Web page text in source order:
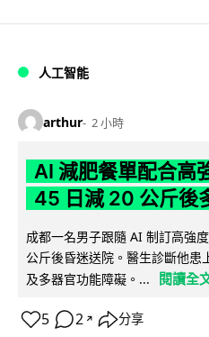
人工智能
arthur 2 小時
AI 減肥餐單配合
45 日減 20 公斤後
成都一名男子跟隨 AI 制訂高強
公斤後昏迷送院。醫生診斷他患
及多器官功能障礙。...
閱讀全
5 2 ↗ 分享